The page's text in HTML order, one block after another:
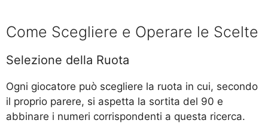
Come Scegliere e Operare le Scelte
Selezione della Ruota
Ogni giocatore può scegliere la ruota in cui, secondo
il proprio parere, si aspetta la sortita del 90 e
abbinare i numeri corrispondenti a questa ricerca.